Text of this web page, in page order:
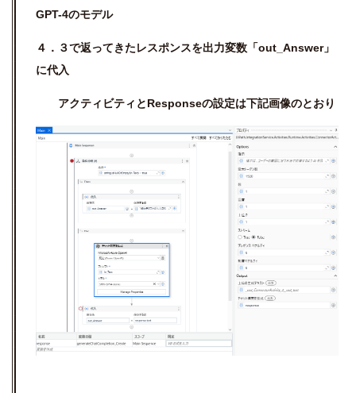
GPT-4のモデル
４．３で返ってきたレスポンスを出力変数「out_Answer」
に代入
アクティビティとResponseの設定は下記画像のとおり